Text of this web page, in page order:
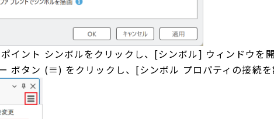
イント シンボルをクリックし、[シンボル] ウィンドウを開
ボタン (≡) をクリックし、[シンボル プロパティの接続を